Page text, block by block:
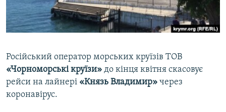
ВІДЕОУРОКИ «ELIFBE»
СВІДЧЕННЯ ОКУПАЦІЇ
Русский
Qırımtatar
Російський оператор морських круїзів ТОВ
«Чорноморські круїзи» до кінця квітня скасовує
рейси на лайнері «Князь Владимир» через
коронавірус.